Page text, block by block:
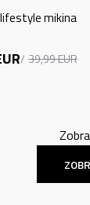
mikina
39,99EUR